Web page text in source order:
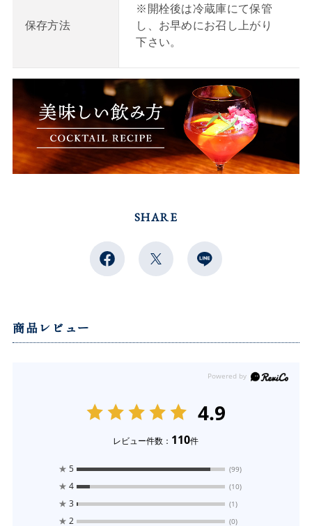
保存方法
※開栓後は冷蔵庫にて保管
し、お早めにお召し上がり
下さい。
SHARE
商品レビュー
4.9
レビュー件数： 110件
★ 5 (99)
★ 4 (10)
★ 3 (1)
★ 2 (0)